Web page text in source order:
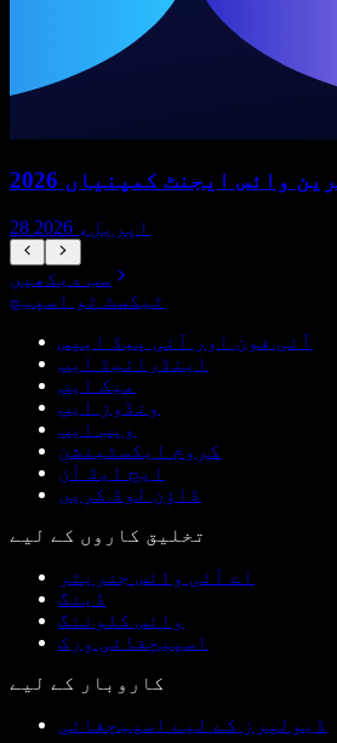
28 اپریل، 2026
سب دیکھیں
ٹیکسٹ ٹو اسپیچ
آئی فون اور آئی پیڈ ایپس
اینڈرائیڈ ایپ
میک ایپ
ونڈوز ایپ
ویب ایپ
کروم ایکسٹینشن
ایج ایڈ آن
ڈاؤن لوڈ کریں
تخلیق کاروں کے لیے
اے آئی وائس جنریٹر
ڈبنگ
وائس کلوننگ
اسپیچفائی ورک
کاروبار کے لیے
ڈیولپرز کے لیے اسپیچفائی